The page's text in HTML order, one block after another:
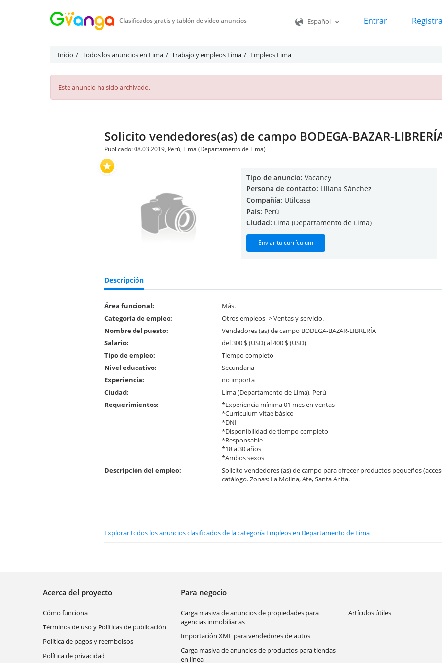
Clasificados gratis y tablón de video anuncios Español Entrar
Inicio Todos los anuncios en Lima Trabajo y empleos Lima Empleos Lima
Este anuncio ha sido archivado.
Solicito vendedores(as) de campo BODEGA-BAZAR-
Publicado: 08.03.2019, Perú, Lima (Departamento de Lima)
Tipo de anuncio: Vacancy
Persona de contacto: Liliana Sánchez
Compañía: Utilcasa
País: Perú
Ciudad: Lima (Departamento de Lima)
Enviar tu currículum
Descripción
Área funcional:
Más.
Categoría de empleo:
Otros empleos -> Ventas y servicio.
Nombre del puesto:
Vendedores (as) de campo BODEGA-BAZAR-LIBRERÍA
Salario:
del 300 $ (USD) al 400 $ (USD)
Tipo de empleo:
Tiempo completo
Nivel educativo:
Secundaria
Experiencia:
no importa
Ciudad:
Lima (Departamento de Lima), Perú
Requerimientos:
*Experiencia mínima 01 mes en ventas
*Currículum vitae básico
*DNI
*Disponibilidad de tiempo completo
*Responsable
*18 a 30 años
*Ambos sexos
Descripción del empleo:
Solicito vendedores (as) de campo para ofrecer productos pequeños
catálogo. Zonas: La Molina, Ate, Santa Anita.
Explorar todos los anuncios clasificados de la categoría Empleos en Departamento de Lima
Acerca del proyecto
Cómo funciona
Términos de uso y Políticas de publicación
Política de pagos y reembolsos
Política de privacidad
Para negocio
Carga masiva de anuncios de propiedades para
agencias inmobiliarias
Importación XML para vendedores de autos
Carga masiva de anuncios de productos para tiendas
en línea
Artículos útiles